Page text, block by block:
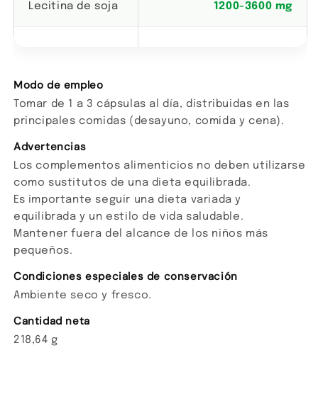
Lecitina de soja 1200-3600 mg
Modo de empleo
Tomar de 1 a 3 cápsulas al día, distribuidas en las
principales comidas (desayuno, comida y cena).
Advertencias
Los complementos alimenticios no deben utilizarse
como sustitutos de una dieta equilibrada.
Es importante seguir una dieta variada y
equilibrada y un estilo de vida saludable.
Mantener fuera del alcance de los niños más
pequeños.
Condiciones especiales de conservación
Ambiente seco y fresco.
Cantidad neta
218,64 g